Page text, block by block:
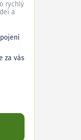
rychlý
a
za vás